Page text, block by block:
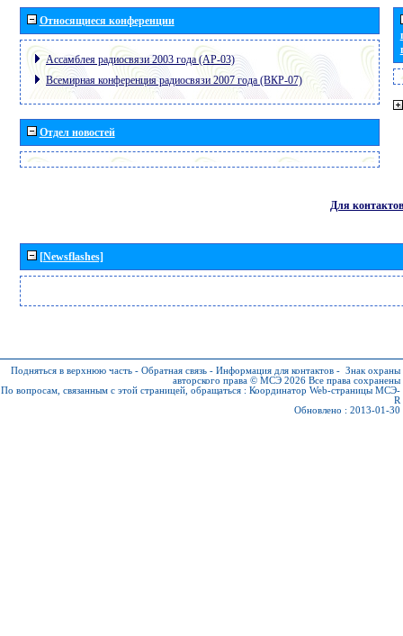
Относящиеся конференции
Ассамблея радиосвязи 2003 года (АР-03)
Всемирная конференция радиосвязи 2007 года (ВКР-07)
Отдел новостей
Для контактов
[Newsflashes]
Подняться в верхнюю часть - Обратная связь - Информация для контактов - Знак охраны
авторского права © МСЭ 2026 Все права сохранены
По вопросам, связанным с этой страницей, обращаться : Координатор Web-страницы МСЭ-
R
Обновлено : 2013-01-30